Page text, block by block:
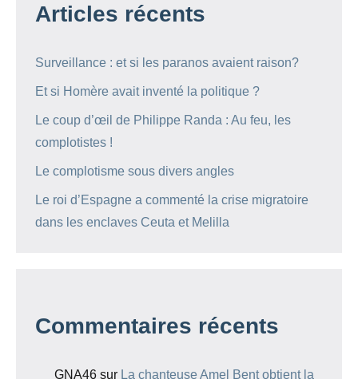
Articles récents
Surveillance : et si les paranos avaient raison?
Et si Homère avait inventé la politique ?
Le coup d’œil de Philippe Randa : Au feu, les
complotistes !
Le complotisme sous divers angles
Le roi d’Espagne a commenté la crise migratoire
dans les enclaves Ceuta et Melilla
Commentaires récents
GNA46 sur La chanteuse Amel Bent obtient la